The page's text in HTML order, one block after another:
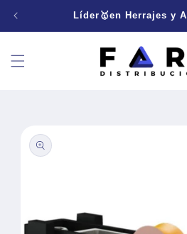
directamenteLíder🥇en Herrajes y
información